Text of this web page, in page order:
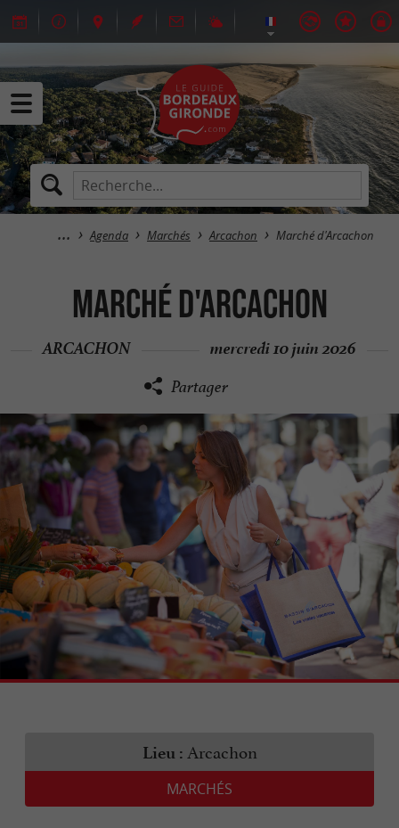
Agenda Marchés Arcachon Marché d'Arcachon
Marché d'Arcachon
ARCACHON mercredi 10 juin 2026
Partager
Lieu : Arcachon
MARCHÉS